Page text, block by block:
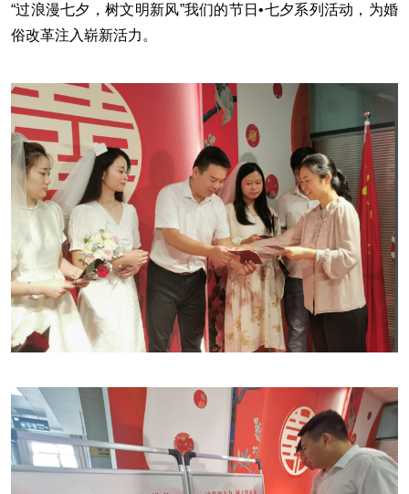
“过浪漫七夕，树文明新风”我们的节日•七夕系列活动，为婚
俗改革注入崭新活力。